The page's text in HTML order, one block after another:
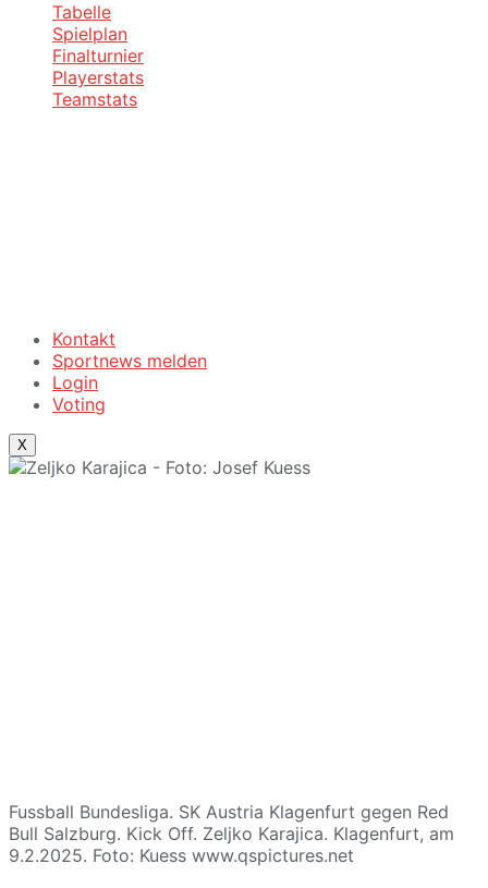
Tabelle
Spielplan
Finalturnier
Playerstats
Teamstats
Kontakt
Sportnews melden
Login
Voting
X
Fussball Bundesliga. SK Austria Klagenfurt gegen Red
Bull Salzburg. Kick Off. Zeljko Karajica. Klagenfurt, am
9.2.2025. Foto: Kuess www.qspictures.net